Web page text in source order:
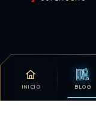
INICIO BLOG
Tu apoyo hace